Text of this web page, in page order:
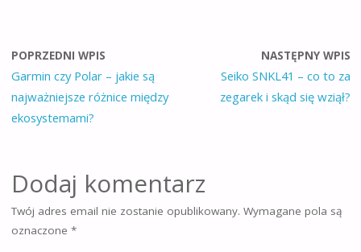
POPRZEDNI WPIS
Garmin czy Polar – jakie są
najważniejsze różnice między
ekosystemami?
NASTĘPNY WPIS
Seiko SNKL41 – co to za
zegarek i skąd się wziął?
Dodaj komentarz
Twój adres email nie zostanie opublikowany. Wymagane pola są
oznaczone *